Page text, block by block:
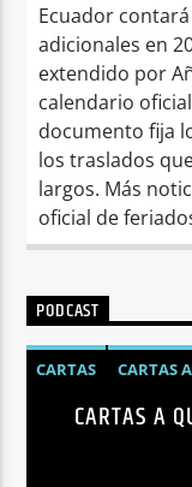
Ecuador
adicionales en
extendido por
calendario
documento fija
los traslados
largos. Más
oficial de
PODCAST
CARTAS CARTAS
CARTAS A